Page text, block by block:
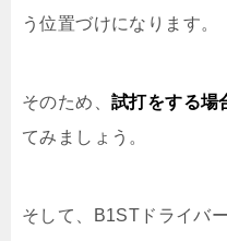
う位置づけになります。
そのため、 試打をする場
てみましょう。
そして、B1STドライバ